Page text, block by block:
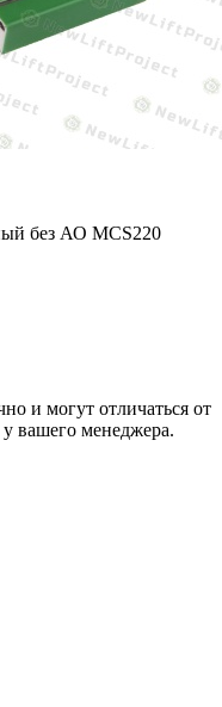
без АО MCS220
и могут отличаться от
вашего менеджера.